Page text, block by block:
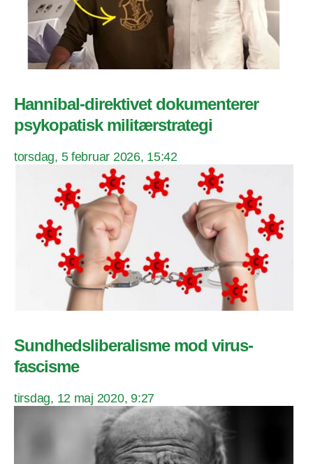
Hannibal-direktivet dokumenterer
psykopatisk militærstrategi
torsdag, 5 februar 2026, 15:42
Sundhedsliberalisme mod virus-
fascisme
tirsdag, 12 maj 2020, 9:27